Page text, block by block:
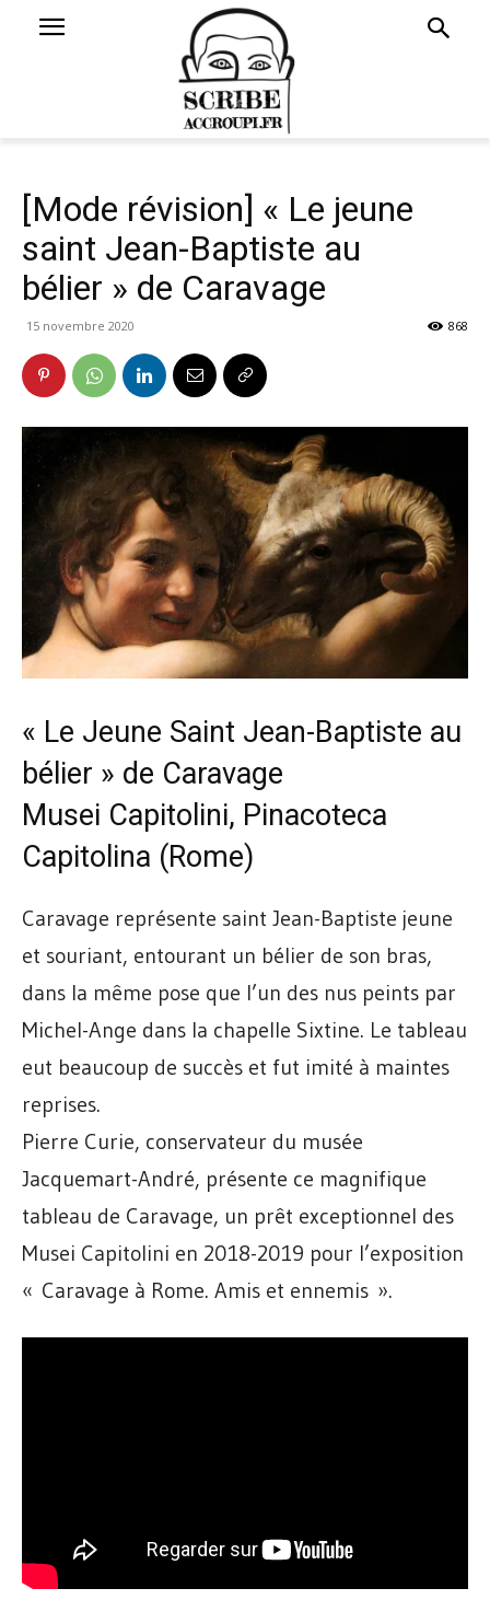
[Mode révision] « Le jeune
saint Jean-Baptiste au
bélier » de Caravage
15 novembre 2020 868
« Le Jeune Saint Jean-Baptiste au
bélier » de Caravage
Musei Capitolini, Pinacoteca
Capitolina (Rome)
Caravage représente saint Jean-Baptiste jeune
et souriant, entourant un bélier de son bras,
dans la même pose que l’un des nus peints par
Michel-Ange dans la chapelle Sixtine. Le tableau
eut beaucoup de succès et fut imité à maintes
reprises.
Pierre Curie, conservateur du musée
Jacquemart-André, présente ce magnifique
tableau de Caravage, un prêt exceptionnel des
Musei Capitolini en 2018-2019 pour l’exposition
« Caravage à Rome. Amis et ennemis ».